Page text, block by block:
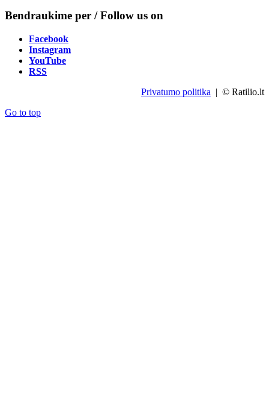
Bendraukime per / Follow us on
Facebook
Instagram
YouTube
RSS
Privatumo politika | © Ratilio.lt
Go to top